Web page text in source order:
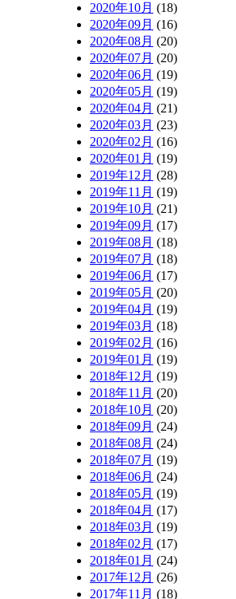
2020年10月 (18)
2020年09月 (16)
2020年08月 (20)
2020年07月 (20)
2020年06月 (19)
2020年05月 (19)
2020年04月 (21)
2020年03月 (23)
2020年02月 (16)
2020年01月 (19)
2019年12月 (28)
2019年11月 (19)
2019年10月 (21)
2019年09月 (17)
2019年08月 (18)
2019年07月 (18)
2019年06月 (17)
2019年05月 (20)
2019年04月 (19)
2019年03月 (18)
2019年02月 (16)
2019年01月 (19)
2018年12月 (19)
2018年11月 (20)
2018年10月 (20)
2018年09月 (24)
2018年08月 (24)
2018年07月 (19)
2018年06月 (24)
2018年05月 (19)
2018年04月 (17)
2018年03月 (19)
2018年02月 (17)
2018年01月 (24)
2017年12月 (26)
2017年11月 (18)